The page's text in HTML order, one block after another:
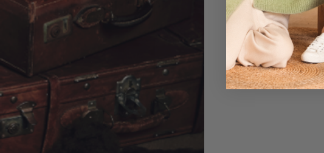
カラー
： チョコレ
ン、ヘザーカーキ、
ミクロン：18-26ミ
長さ：28-36mm